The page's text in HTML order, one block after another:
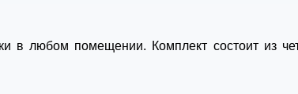
в любом помещении. Комплект состоит из